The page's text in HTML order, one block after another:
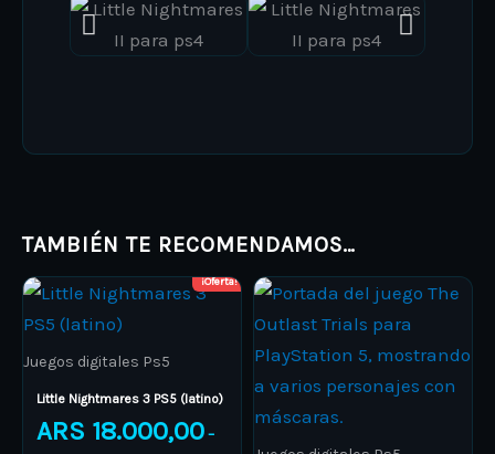
TAMBIÉN TE RECOMENDAMOS…
¡Oferta!
Juegos digitales Ps5
Little Nightmares 3 PS5 (latino)
ARS 18.000,00 –
Price
range:
ARS 18.000,00
ARS 21.000,00
This
product
has
The
Price
range:
ARS
This
product
has
multiple
variants.
The